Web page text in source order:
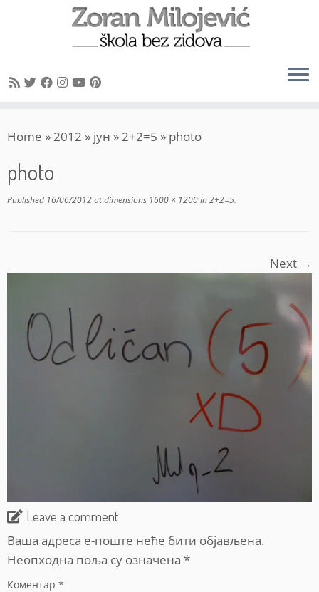
toHome »2012 » јун »2+2=5 » photo
photo
Published 16/06/2012at dimensions 1600 × 1200in2+2=5.
Next →
Leave a comment
Ваша адреса е-поште неће бити објављена.
Неопходна поља су означена *
Коментар *